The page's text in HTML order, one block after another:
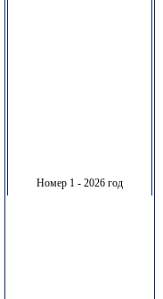
Номер 1 - 2026 год